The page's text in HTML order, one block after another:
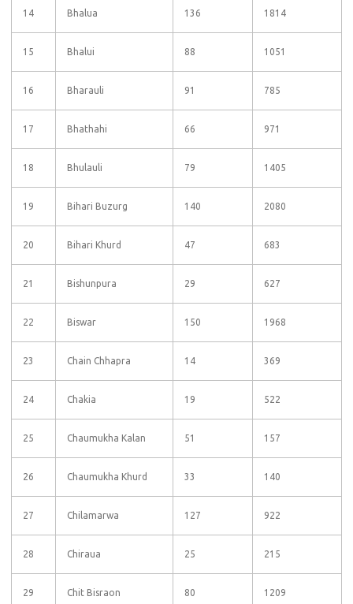
14 Bhalua 136 1814
15 Bhalui 88 1051
16 Bharauli 91 785
17 Bhathahi 66 971
18 Bhulauli 79 1405
19 Bihari Buzurg 140 2080
20 Bihari Khurd 47 683
21 Bishunpura 29 627
22 Biswar 150 1968
23 Chain Chhapra 14 369
24 Chakia 19 522
25 Chaumukha Kalan 51 157
26 Chaumukha Khurd 33 140
27 Chilamarwa 127 922
28 Chiraua 25 215
29 Chit Bisraon 80 1209